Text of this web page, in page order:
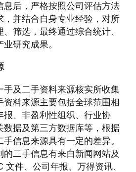
息后，严格按照公司评估方法
，并结合自身专业经验，对所
筛选，最终通过综合统计、
研究成果。
手及二手资料来源核实所收集
资料来源主要包括全球范围相
报、非盈利性组织、行业协
数据及第三方数据库等，根据
信息来源具有一定的差异。
二手信息有来自新闻网站及
文件、公司年报、万得资讯、